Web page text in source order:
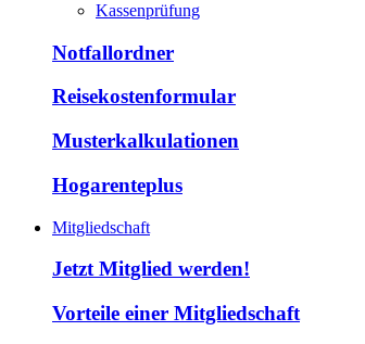
Kassenprüfung
Notfallordner
Reisekostenformular
Musterkalkulationen
Hogarenteplus
Mitgliedschaft
Jetzt Mitglied werden!
Vorteile einer Mitgliedschaft